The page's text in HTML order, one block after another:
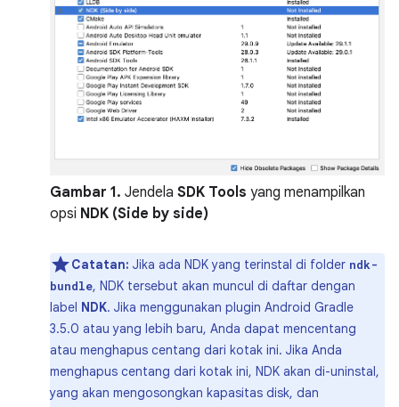
Gambar 1. Jendela SDK Tools yang menampilkan
opsi NDK (Side by side)
Catatan: Jika ada NDK yang terinstal di folder ndk-
bundle, NDK tersebut akan muncul di daftar dengan
label NDK. Jika menggunakan plugin Android Gradle
3.5.0 atau yang lebih baru, Anda dapat mencentang
atau menghapus centang dari kotak ini. Jika Anda
menghapus centang dari kotak ini, NDK akan di-uninstal,
yang akan mengosongkan kapasitas disk, dan